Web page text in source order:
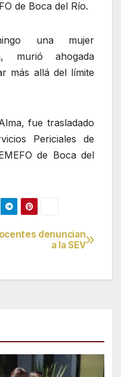
de Boca del Río.
una mujer
murió ahogada
más allá del límite
fue trasladado
Periciales de
de Boca del
denuncian
a la SEV